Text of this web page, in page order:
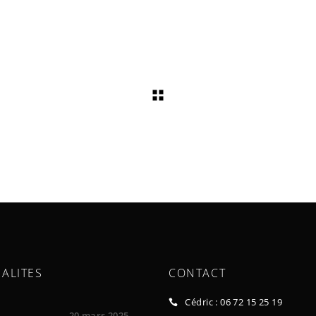
CONTACT
Cédric : 06 72 15 25 19